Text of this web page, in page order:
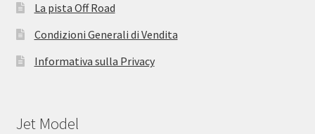
La pista Off Road
Condizioni Generali di Vendita
Informativa sulla Privacy
Jet Model